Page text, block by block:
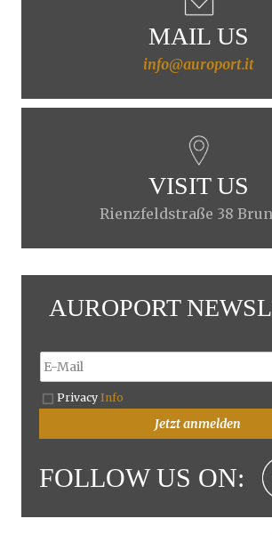
MAIL US
info@auroport.it
VISIT US
Rienzfeldstraße 38
AUROPORT
Privacy Info
Jetzt anmelden
FOLLOW US ON: